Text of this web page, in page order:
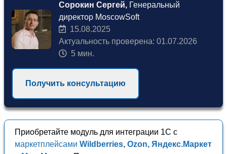
Сорокин Сергей, Генеральный
директор MoscowSoft
15.08.2025
Актуальность проверена: 01.07.2026
5 мин.
Получить консультацию
Приобретайте модуль для интеграции 1С с
маркетплейсами Wildberries, Ozon, Яндекс.Маркет